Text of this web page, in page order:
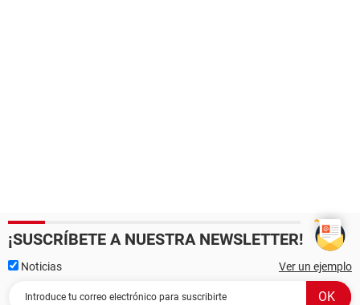
¡SUSCRÍBETE A NUESTRA NEWSLETTER!
Noticias Ver un ejemplo